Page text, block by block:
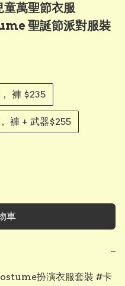
童萬聖節衣服
聖誕節派對服裝
褲 $235
褲 + 武器$255
車
−
扮演衣服套裝 #卡